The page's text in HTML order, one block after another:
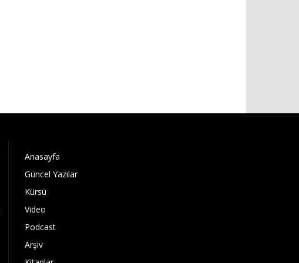
Anasayfa
Güncel Yazılar
Kürsü
Video
Podcast
Arşiv